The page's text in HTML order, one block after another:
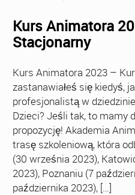
Kurs Animatora
Stacjonarny
Kurs Animatora 2023 –
zastanawiałeś się kiedyś,
profesjonalistą w
Dzieci? Jeśli tak, to mamy
propozycję! Akademia
trasę szkoleniową, która
(30 września 2023),
2023), Poznaniu (7
października 2023), […]